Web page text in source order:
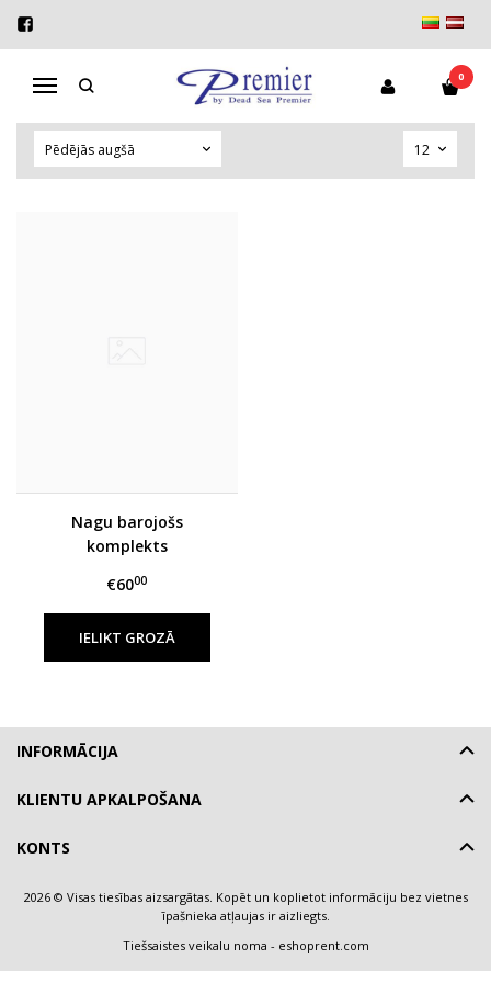
Navigācija
0
KOMPLEKTI
Sākums
Nagu barojošs
komplekts
€6000
IELIKT GROZĀ
INFORMĀCIJA
KLIENTU APKALPOŠANA
KONTS
2026 © Visas tiesības aizsargātas. Kopēt un koplietot informāciju bez vietnes
īpašnieka atļaujas ir aizliegts.
Tiešsaistes veikalu noma - eshoprent.com